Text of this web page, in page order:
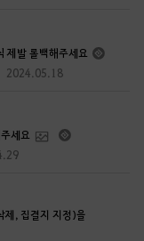
제발 롤백해주세요
2024.05.18
세요
제, 집결지 지정)을